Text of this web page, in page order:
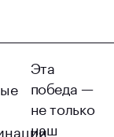
Эта
победа —
не только
наш